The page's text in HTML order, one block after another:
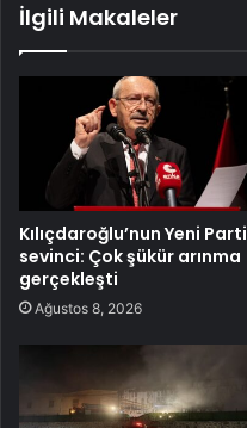
İlgili Makaleler
Kılıçdaroğlu’nun Yeni Parti
sevinci: Çok şükür arınma
gerçekleşti
Ağustos 8, 2026